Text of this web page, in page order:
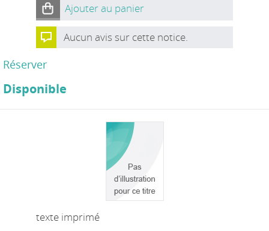
Ajouter au panier
Aucun avis sur cette notice.
Réserver
Disponible
texte imprimé